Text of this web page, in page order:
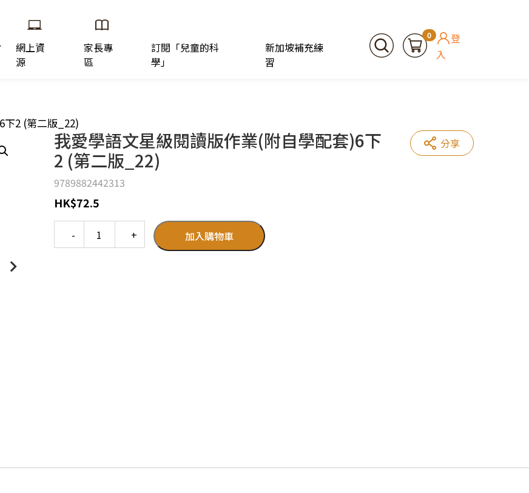
網上資
源
家長專
區
訂閱「兒童的科
學」
新加坡補充練
習
0
登
入
下2 (第二版_22)
我愛學語文星級閱讀版作業(附自學配套)6下
2 (第二版_22)
9789882442313
HK$72.5
加入購物車
分享